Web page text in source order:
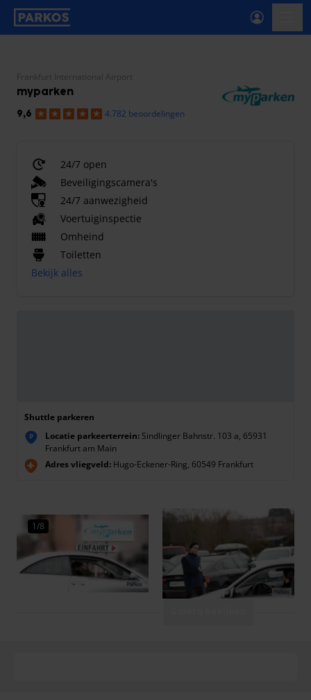
label-voor-primaire-navigatie
Frankfurt International Airport
myparken
9,6 4.782 beoordelingen
24/7 open
Beveiligingscamera's
24/7 aanwezigheid
Voertuiginspectie
Omheind
Toiletten
Bekijk alles
Shuttle parkeren
P Locatie parkeerterrein: Sindlinger Bahnstr. 103 a, 65931
Frankfurt am Main
Adres vliegveld: Hugo-Eckener-Ring, 60549 Frankfurt
1/8